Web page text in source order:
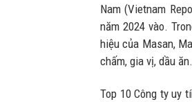
Nam (Vietnam
năm 2024 vào.
hiệu của Masan,
chấm, gia vị, dầu ăn.
Top 10 Công ty uy